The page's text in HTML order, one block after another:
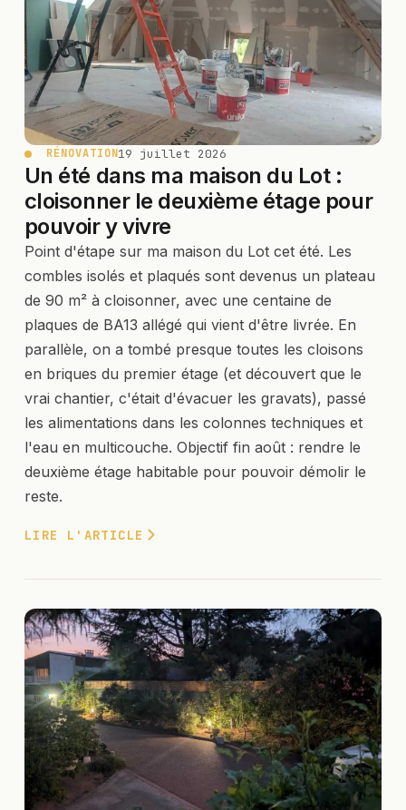
RÉNOVATION19 juillet 2026
Un été dans ma maison du Lot :
cloisonner le deuxième étage pour
pouvoir y vivre
Point d'étape sur ma maison du Lot cet été. Les
combles isolés et plaqués sont devenus un plateau
de 90 m² à cloisonner, avec une centaine de
plaques de BA13 allégé qui vient d'être livrée. En
parallèle, on a tombé presque toutes les cloisons
en briques du premier étage (et découvert que le
vrai chantier, c'était d'évacuer les gravats), passé
les alimentations dans les colonnes techniques et
l'eau en multicouche. Objectif fin août : rendre le
deuxième étage habitable pour pouvoir démolir le
reste.
LIRE L'ARTICLE